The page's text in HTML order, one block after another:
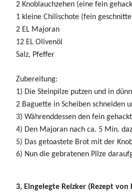
2 Knoblauchzehen (eine fein
1 kleine Chilischote (fein
2 EL Majoran
12 EL Olivenöl
Salz, Pfeffer
Zubereitung:
1) Die Steinpilze putzen und in
2 Baguette in Scheiben schneiden
3) Währenddessen den fein
4) Den Majoran nach ca. 5 Min.
5) Das getoastete Brot mit der
6) Nun die gebratenen Pilze
3, Eingelegte Reizker (Rezept von